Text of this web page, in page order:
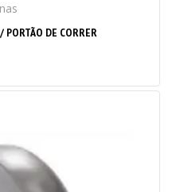
PORTÃO DE CORRER